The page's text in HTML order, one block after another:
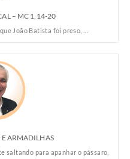
– MC 1,14-20
João Batista foi preso, …
ARMADILHAS
saltando para apanhar o pássaro,